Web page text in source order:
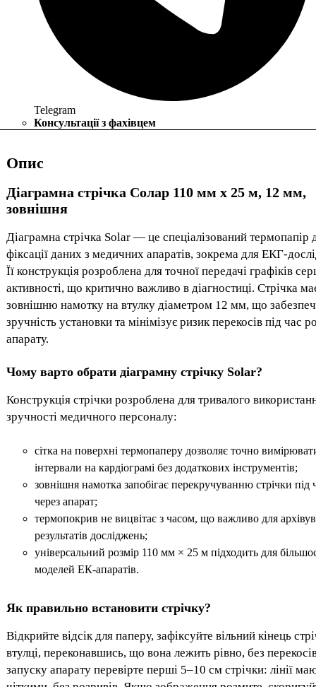
Telegram
Консультації з фахівцем
Опис
Діаграмна стрічка Солар 110 мм х 25 м, 12 мм,
зовнішня
Діаграмна стрічка Solar — це спеціалізований термопапір
фіксації даних з медичних апаратів, зокрема для ЕКГ-
Її конструкція розроблена для точної передачі графіків
активності, що критично важливо в діагностиці. Стрічка
зовнішню намотку на втулку діаметром 12 мм, що
зручність установки та мінімізує ризик перекосів під час
апарату.
Чому варто обрати діаграмну стрічку Solar?
Конструкція стрічки розроблена для тривалого
зручності медичного персоналу:
сітка на поверхні термопаперу дозволяє точно
інтервали на кардіограмі без додаткових інструментів;
зовнішня намотка запобігає перекручуванню стрічки під
через апарат;
термопокрив не вицвітає з часом, що важливо для
результатів досліджень;
універсальний розмір 110 мм × 25 м підходить для
моделей ЕК-апаратів.
Як правильно встановити стрічку?
Відкрийте відсік для паперу, зафіксуйте вільний кінець
втулці, переконавшись, що вона лежить рівно, без
запуску апарату перевірте перші 5–10 см стрічки: лінії